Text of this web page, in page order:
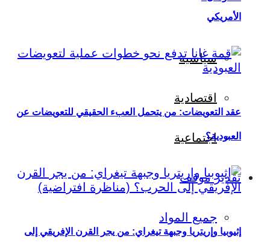
سياسية
اقتصادية
اجتماعية
تقدير موقف
جميع المواد
الأمريكي
عقد التعويضات: من يتحمل العبء الحقيقي للتعويضات عن
العبودية؟
إثيوبيا وإريتريا وجبهة تيغراي: من يجر القرن الإفريقي إلى